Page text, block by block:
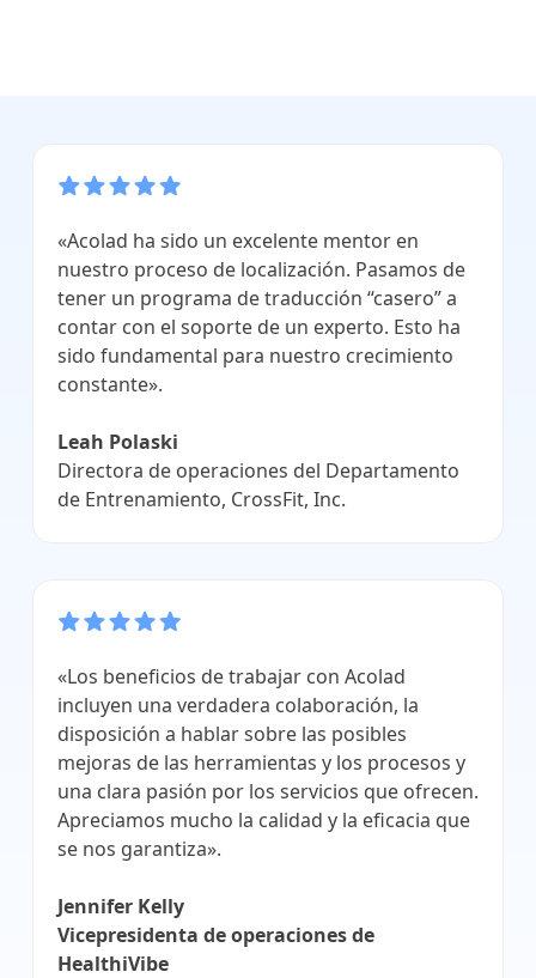
«Acolad ha sido un excelente mentor en
nuestro proceso de localización. Pasamos de
tener un programa de traducción “casero” a
contar con el soporte de un experto. Esto ha
sido fundamental para nuestro crecimiento
constante».
Leah Polaski
Directora de operaciones del Departamento
de Entrenamiento, CrossFit, Inc.
«Los beneficios de trabajar con Acolad
incluyen una verdadera colaboración, la
disposición a hablar sobre las posibles
mejoras de las herramientas y los procesos y
una clara pasión por los servicios que ofrecen.
Apreciamos mucho la calidad y la eficacia que
se nos garantiza».
Jennifer Kelly
Vicepresidenta de operaciones de
HealthiVibe